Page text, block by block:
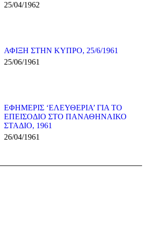
25/04/1962
ΑΦΙΞΗ ΣΤΗΝ ΚΥΠΡΟ, 25/6/1961
25/06/1961
ΕΦΗΜΕΡΙΣ ‘ΕΛΕΥΘΕΡΙΑ’ ΓΙΑ ΤΟ
ΕΠΕΙΣΟΔΙΟ ΣΤΟ ΠΑΝΑΘΗΝΑΙΚΟ
ΣΤΑΔΙΟ, 1961
26/04/1961